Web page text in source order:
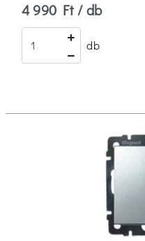
4 990 Ft / db
db